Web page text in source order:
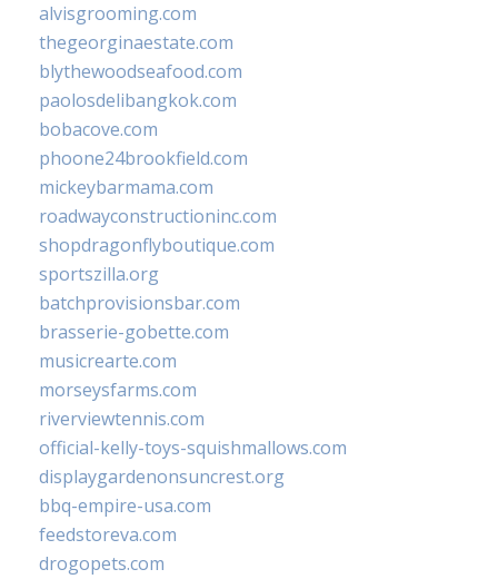
alvisgrooming.com
thegeorginaestate.com
blythewoodseafood.com
paolosdelibangkok.com
bobacove.com
phoone24brookfield.com
mickeybarmama.com
roadwayconstructioninc.com
shopdragonflyboutique.com
sportszilla.org
batchprovisionsbar.com
brasserie-gobette.com
musicrearte.com
morseysfarms.com
riverviewtennis.com
official-kelly-toys-squishmallows.com
displaygardenonsuncrest.org
bbq-empire-usa.com
feedstoreva.com
drogopets.com